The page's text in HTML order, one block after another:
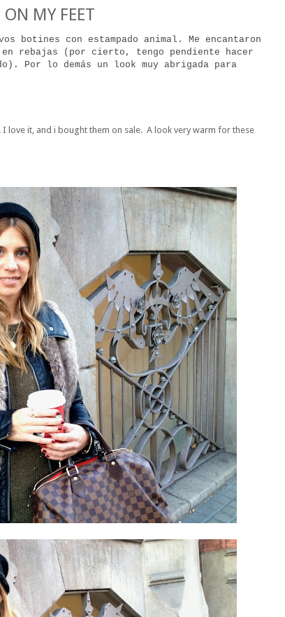
ON MY FEET
botines con estampado animal. Me encantaron
rebajas (por cierto, tengo pendiente hacer
Por lo demás un look muy abrigada para
love it, and i bought them on sale. A look very warm for these